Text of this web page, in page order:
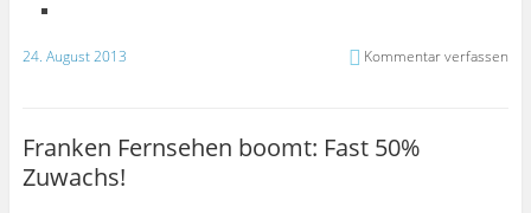
24. August 2013 Kommentar verfassen
Franken Fernsehen boomt: Fast 50%
Zuwachs!